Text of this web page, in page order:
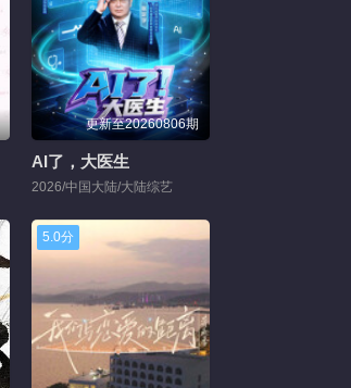
更新至20260806期
AI了，大医生
2026/中国大陆/大陆综艺
5.0分